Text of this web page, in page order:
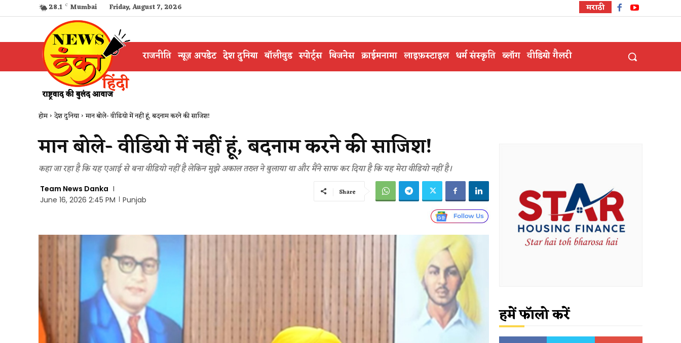
28.1 C Mumbai Friday, August 7, 2026 मराठी
राजनीति न्यूज़ अपडेट देश दुनिया बॉलीवुड स्पोर्ट्स बिजनेस क्राईमनामा लाइफ़स्टाइल धर्म संस्कृति ब्लॉग वीडियो गैलरी
होम देश दुनिया ​मान बोले- वीडियो में नहीं हूं, बदनाम करने की साजिश!
​मान बोले- वीडियो में नहीं हूं, बदनाम करने की साजिश!
कहा जा रहा है कि यह एआई से बना वीडियो नहीं है लेकिन मुझे अकाल तख्त ने बुलाया था और मैंने साफ कर दिया है कि यह मेरा वीडियो नहीं है।
Team News Danka
June 16, 2026 2:45 PM
Punjab
Share
हमें फॉलो करें